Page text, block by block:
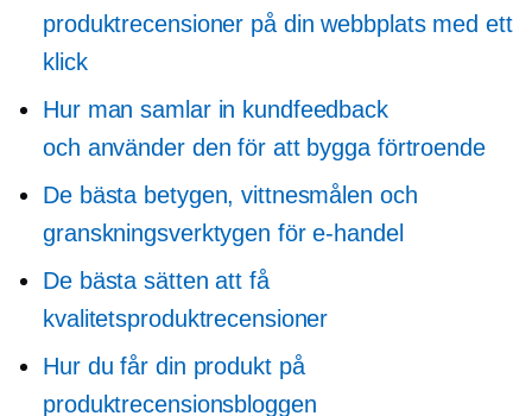
produktrecensioner på din webbplats med ett
klick
Hur man samlar in kundfeedback
och använder den för att bygga förtroende
De bästa betygen, vittnesmålen och
granskningsverktygen för e-handel
De bästa sätten att få
kvalitetsproduktrecensioner
Hur du får din produkt på
produktrecensionsbloggen